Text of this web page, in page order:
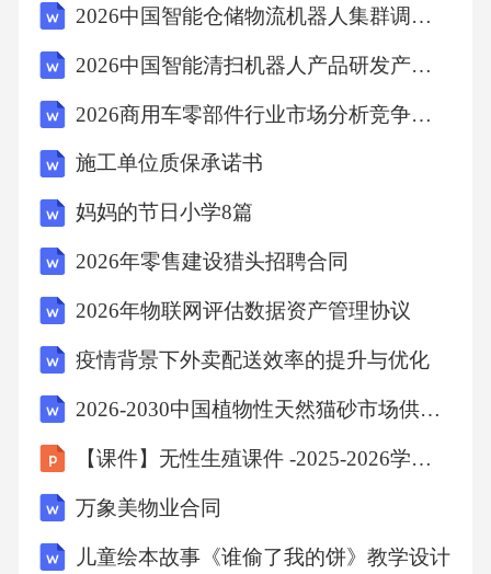
无氧，以利于酵母菌的增殖C.发酵阶段酵母菌
产生CO₂的场所是线粒体和细胞溶胶D.无氧条件
下，酵母菌糖酵解产生的[H]将大量积累14.下列
关于啤酒酿造过程的叙述，错误的是A.麦芽的
糖化过程需接种能分泌淀粉酶的霉菌B.麦芽汁
接种酵母菌前需依次进行煮沸、冷却处理C.可
通过控制糖化时间的长短，调控啤酒的酒精度
果蝇的黑身和黄身由一对等位基因控制，该基
因不位于Y染色体。为研究其遗传方式，让一只
黑身雌果蝇与一只黄身雄果蝇杂交，F₁雌雄个体
中黑身：黄身均为1：1。研究人员只需再进行
一次杂交实验，就可根据子代表型情况确定果
蝇的体色遗传方式，该杂交方案的亲本组合可
能是A.F₁黑身雄果蝇、P黑身雌果蝇 B.F₁黄身雄
2026中国智能仓储物流机器人集群调度算法优化实践报告
2026中国智能清扫机器人产品研发产业市场竞争现状及产业投资评估规划分析研究报告
2026商用车零部件行业市场分析竞争格局技术导入投资政策蓝皮书
施工单位质保承诺书
妈妈的节日小学8篇
2026年零售建设猎头招聘合同
2026年物联网评估数据资产管理协议
疫情背景下外卖配送效率的提升与优化
2026-2030中国植物性天然猫砂市场供应前景趋势与营销策略剖析报告
【课件】无性生殖课件 -2025-2026学年人教版生物八年级下册
万象美物业合同
儿童绘本故事《谁偷了我的饼》教学设计